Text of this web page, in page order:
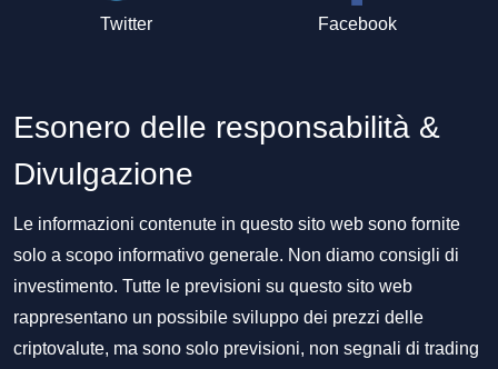
Twitter Facebook
Esonero delle responsabilità &
Divulgazione
Le informazioni contenute in questo sito web sono fornite
solo a scopo informativo generale. Non diamo consigli di
investimento. Tutte le previsioni su questo sito web
rappresentano un possibile sviluppo dei prezzi delle
criptovalute, ma sono solo previsioni, non segnali di trading